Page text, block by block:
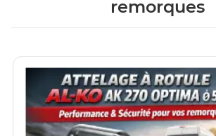
remorques